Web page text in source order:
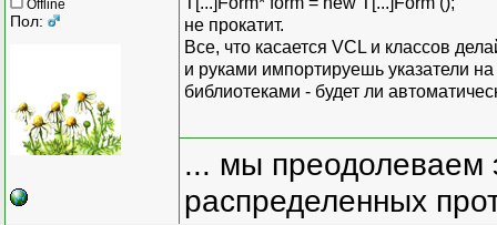
Offline
Пол:
не прокатит.
Все, что касается VCL и классов
и руками импортируешь указатели
библиотеками - будет ли
... мы преодолеваем
распределенных